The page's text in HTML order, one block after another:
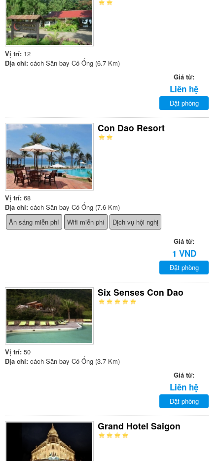
Vị trí: 12
Địa chỉ: cách Sân bay Cỏ Ống (6.7 Km)
Giá từ:
Liên hệ
Đặt phòng
Con Dao Resort
Vị trí: 68
Địa chỉ: cách Sân bay Cỏ Ống (7.6 Km)
Ăn sáng miễn phí
Wifi miễn phí Dịch vụ hội nghị
Giá từ:
1 VND
Đặt phòng
Six Senses Con Dao
Vị trí: 50
Địa chỉ: cách Sân bay Cỏ Ống (3.7 Km)
Giá từ:
Liên hệ
Đặt phòng
Grand Hotel Saigon